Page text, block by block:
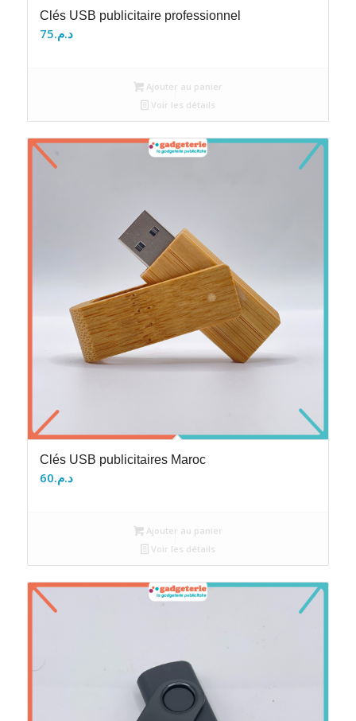
Clés USB publicitaire professionnel
د.م.75
Ajouter au panier
Voir les détails
Clés USB publicitaires Maroc
د.م.60
Ajouter au panier
Voir les détails